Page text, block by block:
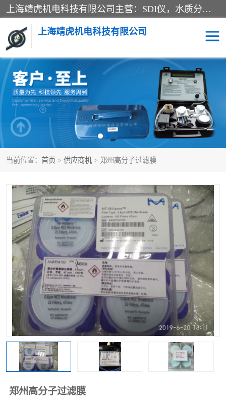
上海靖虎机电科技有限公司主营：SDI仪，水质分析仪，水质检测仪产品；上海靖虎机电科技有限公司在专业制造和研发等方面的强大的平台优势，利用自身在自动化仪表、自控系统及环保监测仪器的专长，以优良的技术，优越的产品质量和良好的服务质量与广大客户真诚合作。
上海靖虎机电科技有限公司
当前位置： 首页 > 供应商机 > 郑州高分子过滤膜
郑州高分子过滤膜
SDI仪 过滤膜过滤纸
PH电导测试笔 水质分析仪
水质检测仪 电导测试笔
PH电导测试仪